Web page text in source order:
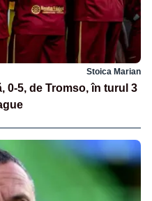
Stoica Marian
0-5, de Tromso, în turul 3